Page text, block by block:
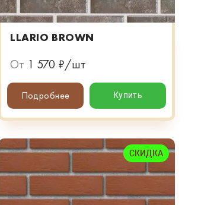
LLARIO BROWN
От 1 570 ₽/шт
Подробнее Купить
СКИДКА